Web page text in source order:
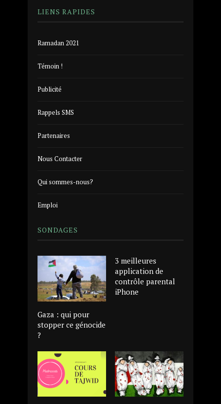
LIENS RAPIDES
Ramadan 2021
Témoin !
Publicité
Rappels SMS
Partenaires
Nous Contacter
Qui sommes-nous?
Emploi
SONDAGES
Gaza : qui pour
stopper ce génocide
?
3 meilleures
application de
contrôle parental
iPhone